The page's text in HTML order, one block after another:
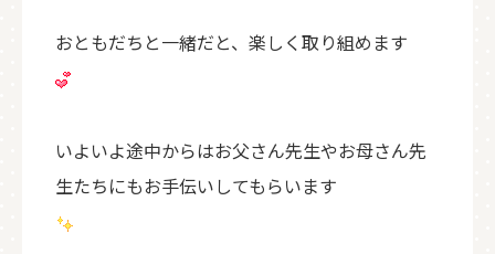
おともだちと一緒だと、楽しく取り組めます
いよいよ途中からはお父さん先生やお母さん先
生たちにもお手伝いしてもらいます